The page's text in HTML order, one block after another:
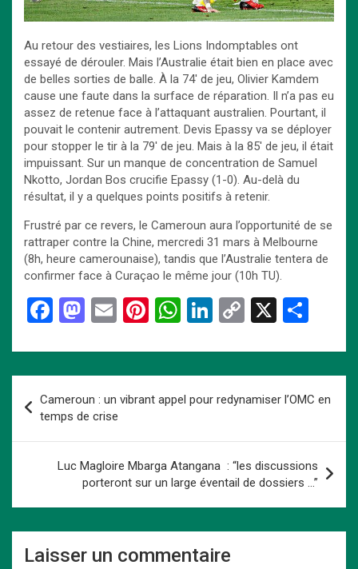
Au retour des vestiaires, les Lions Indomptables ont
essayé de dérouler. Mais l’Australie était bien en place avec
de belles sorties de balle. À la 74′ de jeu, Olivier Kamdem
cause une faute dans la surface de réparation. Il n’a pas eu
assez de retenue face à l’attaquant australien. Pourtant, il
pouvait le contenir autrement. Devis Epassy va se déployer
pour stopper le tir à la 79′ de jeu. Mais à la 85′ de jeu, il était
impuissant. Sur un manque de concentration de Samuel
Nkotto, Jordan Bos crucifie Epassy (1-0). Au-delà du
résultat, il y a quelques points positifs à retenir.
Frustré par ce revers, le Cameroun aura l’opportunité de se
rattraper contre la Chine, mercredi 31 mars à Melbourne
(8h, heure camerounaise), tandis que l’Australie tentera de
confirmer face à Curaçao le même jour (10h TU).
F
ce
o
o
k
M
st
d
o
n
E
ail
Pi
er
t
W
at
s
A
p
p
Li
ke
dI
n
C
py
Li
n
k
X
ta
g
er
de
l’article
Cameroun : un vibrant appel pour redynamiser l’OMC en
temps de crise
Luc Magloire Mbarga Atangana : “les discussions
porteront sur un large éventail de dossiers …”
Laisser un commentaire